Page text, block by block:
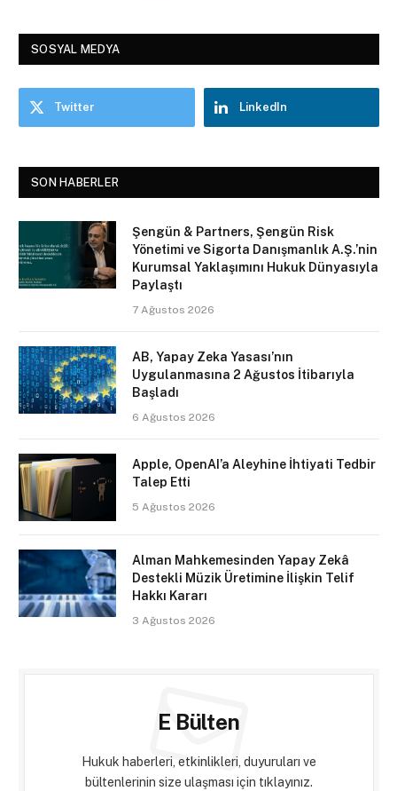
SOSYAL MEDYA
Twitter LinkedIn
SON HABERLER
Şengün & Partners, Şengün Risk
Yönetimi ve Sigorta Danışmanlık A.Ş.’nin
Kurumsal Yaklaşımını Hukuk Dünyasıyla
Paylaştı
7 Ağustos 2026
AB, Yapay Zeka Yasası’nın
Uygulanmasına 2 Ağustos İtibarıyla
Başladı
6 Ağustos 2026
Apple, OpenAI’a Aleyhine İhtiyati Tedbir
Talep Etti
5 Ağustos 2026
Alman Mahkemesinden Yapay Zekâ
Destekli Müzik Üretimine İlişkin Telif
Hakkı Kararı
3 Ağustos 2026
E Bülten
Hukuk haberleri, etkinlikleri, duyuruları ve
bültenlerinin size ulaşması için tıklayınız.